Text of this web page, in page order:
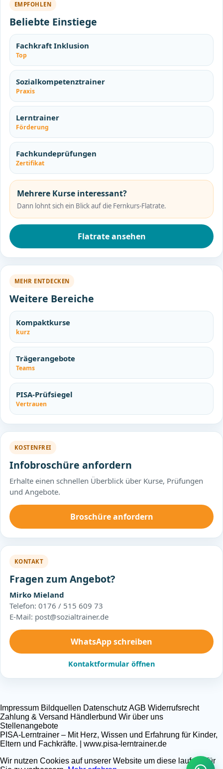
EMPFOHLEN
Beliebte Einstiege
Fachkraft Inklusion
Top
Sozialkompetenztrainer
Praxis
Lerntrainer
Förderung
Fachkundeprüfungen
Zertifikat
Mehrere Kurse interessant?
Dann lohnt sich ein Blick auf die Fernkurs-Flatrate.
Flatrate ansehen
MEHR ENTDECKEN
Weitere Bereiche
Kompaktkurse
kurz
Trägerangebote
Teams
PISA-Prüfsiegel
Vertrauen
KOSTENFREI
Infobroschüre anfordern
Erhalte einen schnellen Überblick über Kurse, Prüfungen
und Angebote.
Broschüre anfordern
KONTAKT
Fragen zum Angebot?
Mirko Mieland
Telefon: 0176 / 515 609 73
E-Mail: post@sozialtrainer.de
WhatsApp schreiben
Kontaktformular öffnen
Impressum Bildquellen Datenschutz AGB Widerrufsrecht
Zahlung & Versand Händlerbund Wir über uns
Stellenangebote
PISA-Lerntrainer – Mit Herz, Wissen und Erfahrung für Kinder,
Eltern und Fachkräfte. | www.pisa-lerntrainer.de
Wir nutzen Cookies auf unserer Website um diese laufend für